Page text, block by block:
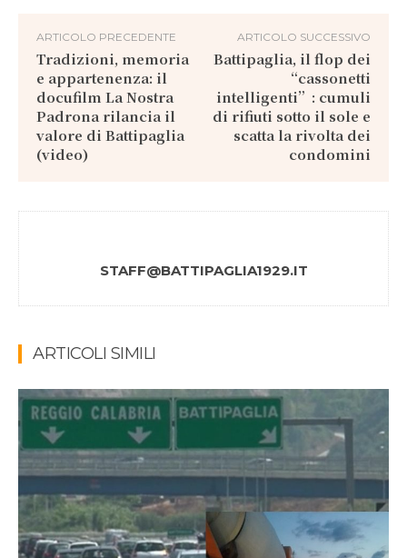
ARTICOLO PRECEDENTE
Tradizioni, memoria
e appartenenza: il
docufilm La Nostra
Padrona rilancia il
valore di Battipaglia
(video)
ARTICOLO SUCCESSIVO
Battipaglia, il flop dei
“cassonetti
intelligenti”: cumuli
di rifiuti sotto il sole e
scatta la rivolta dei
condomini
STAFF@BATTIPAGLIA1929.IT
ARTICOLI SIMILI